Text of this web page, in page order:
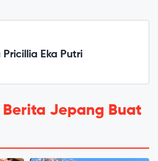
Pricillia Eka Putri
Berita Jepang Buat